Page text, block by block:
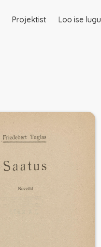
Projektist Loo ise lugu